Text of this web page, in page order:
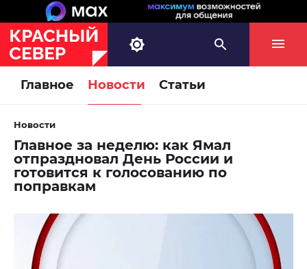
Главное Новости Статьи
Новости
Главное за неделю: как Ямал
отпраздновал День России и
готовится к голосованию по
поправкам